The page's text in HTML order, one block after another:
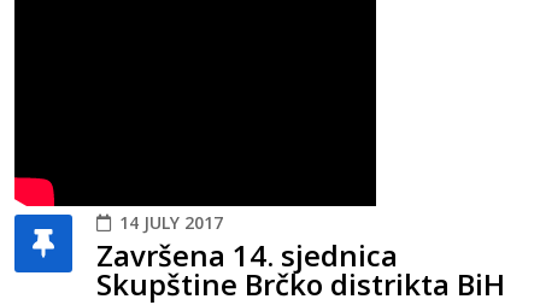
14 JULY 2017
Završena 14. sjednica
Skupštine Brčko distrikta BiH